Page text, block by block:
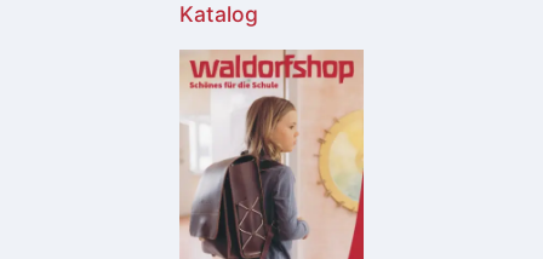
Katalog